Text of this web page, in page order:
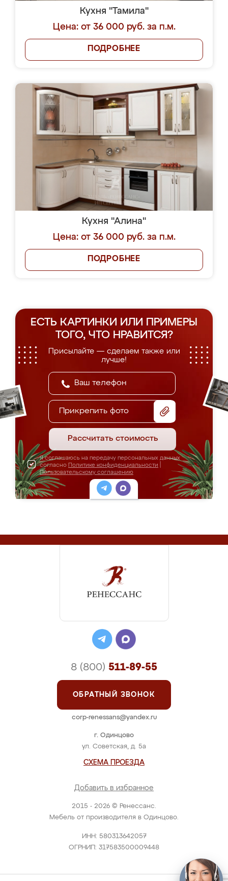
Кухня "Тамила"
Цена: от 36 000 руб. за п.м.
ПОДРОБНЕЕ
Кухня "Алина"
Цена: от 36 000 руб. за п.м.
ПОДРОБНЕЕ
ЕСТЬ КАРТИНКИ ИЛИ ПРИМЕРЫ
ТОГО, ЧТО НРАВИТСЯ?
Присылайте — сделаем также или
лучше!
Прикрепить фото
Рассчитать стоимость
Я соглашаюсь на передачу персональных данных
согласно Политике конфиденциальности
Пользовательскому соглашению
2015 - 2026 © Ренессанс.
Мебель от производителя в Одинцово.
ИНН: 580313642057
ОГРНИП: 317583500009448
г. Одинцово
ул. Советская, д. 5а
СХЕМА ПРОЕЗДА
Добавить в избранное
8 (800) 511-89-55
ОБРАТНЫЙ ЗВОНОК
corp-renessans@yandex.ru